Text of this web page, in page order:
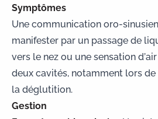
Symptômes
Une communication oro-
manifester par un passage de
vers le nez ou une sensation
deux cavités, notamment lors
la déglutition.
Gestion